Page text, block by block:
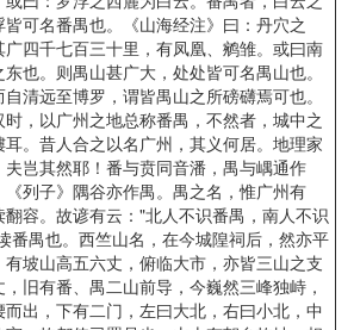
可名番禺也。《山海经注》曰：丹穴之
四千七百三十里，有凤凰、鹓雏。或曰南
也。则禺山甚广大，处处皆可名禺山也。
清远至博罗，谓皆禺山之所磅礴焉可也。
，以广州之地总称番禺，不然者，城中之
。昔人合之以名广州，其义何居。地理家
岂其然耶！番与贲同音潘，禺与嵎通作
列子》隅谷亦作禺。禺之名，惟广州有
容。故谚有云："北人不识番禺，南人不识
番禺也。西竺山名，在今城隍祠后，然亦平
坡山高五六丈，俯临大市，亦皆三山之支
旧有番、禺二山前导，今巍然三峰独峙，
出，下有二门，左曰大北，右曰小北，中